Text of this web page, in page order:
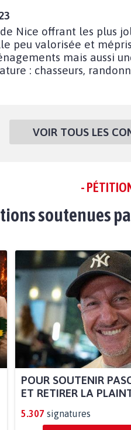
Nice offrant les plus
peu valorisée et
mais aussi
: chasseurs,
VOIR TOUS LES
-
soutenues
POUR SOUTENIR
ET RETIRER LA
5.307 signatures